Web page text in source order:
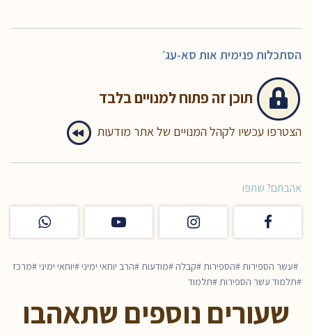
הסתכלות פנימית אות סא-עג׳
תוכן זה פתוח למנויים בלבד
הצטרפו עכשיו לקהל המנויים של אתר מודעות
אהבתם? שתפו
עשר הספירות הספירות קבלה מודעות הרב יוחאי ימיני יוחאי ימיני
מרכז
תלמוד עשר הספירות
תלמוד
שעורים נוספים שתאהבו